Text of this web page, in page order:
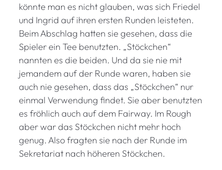
könnte man es nicht glauben, was sich Friedel
und Ingrid auf ihren ersten Runden leisteten.
Beim Abschlag hatten sie gesehen, dass die
Spieler ein Tee benutzten. „Stöckchen“
nannten es die beiden. Und da sie nie mit
jemandem auf der Runde waren, haben sie
auch nie gesehen, dass das „Stöckchen“ nur
einmal Verwendung findet. Sie aber benutzten
es fröhlich auch auf dem Fairway. Im Rough
aber war das Stöckchen nicht mehr hoch
genug. Also fragten sie nach der Runde im
Sekretariat nach höheren Stöckchen.